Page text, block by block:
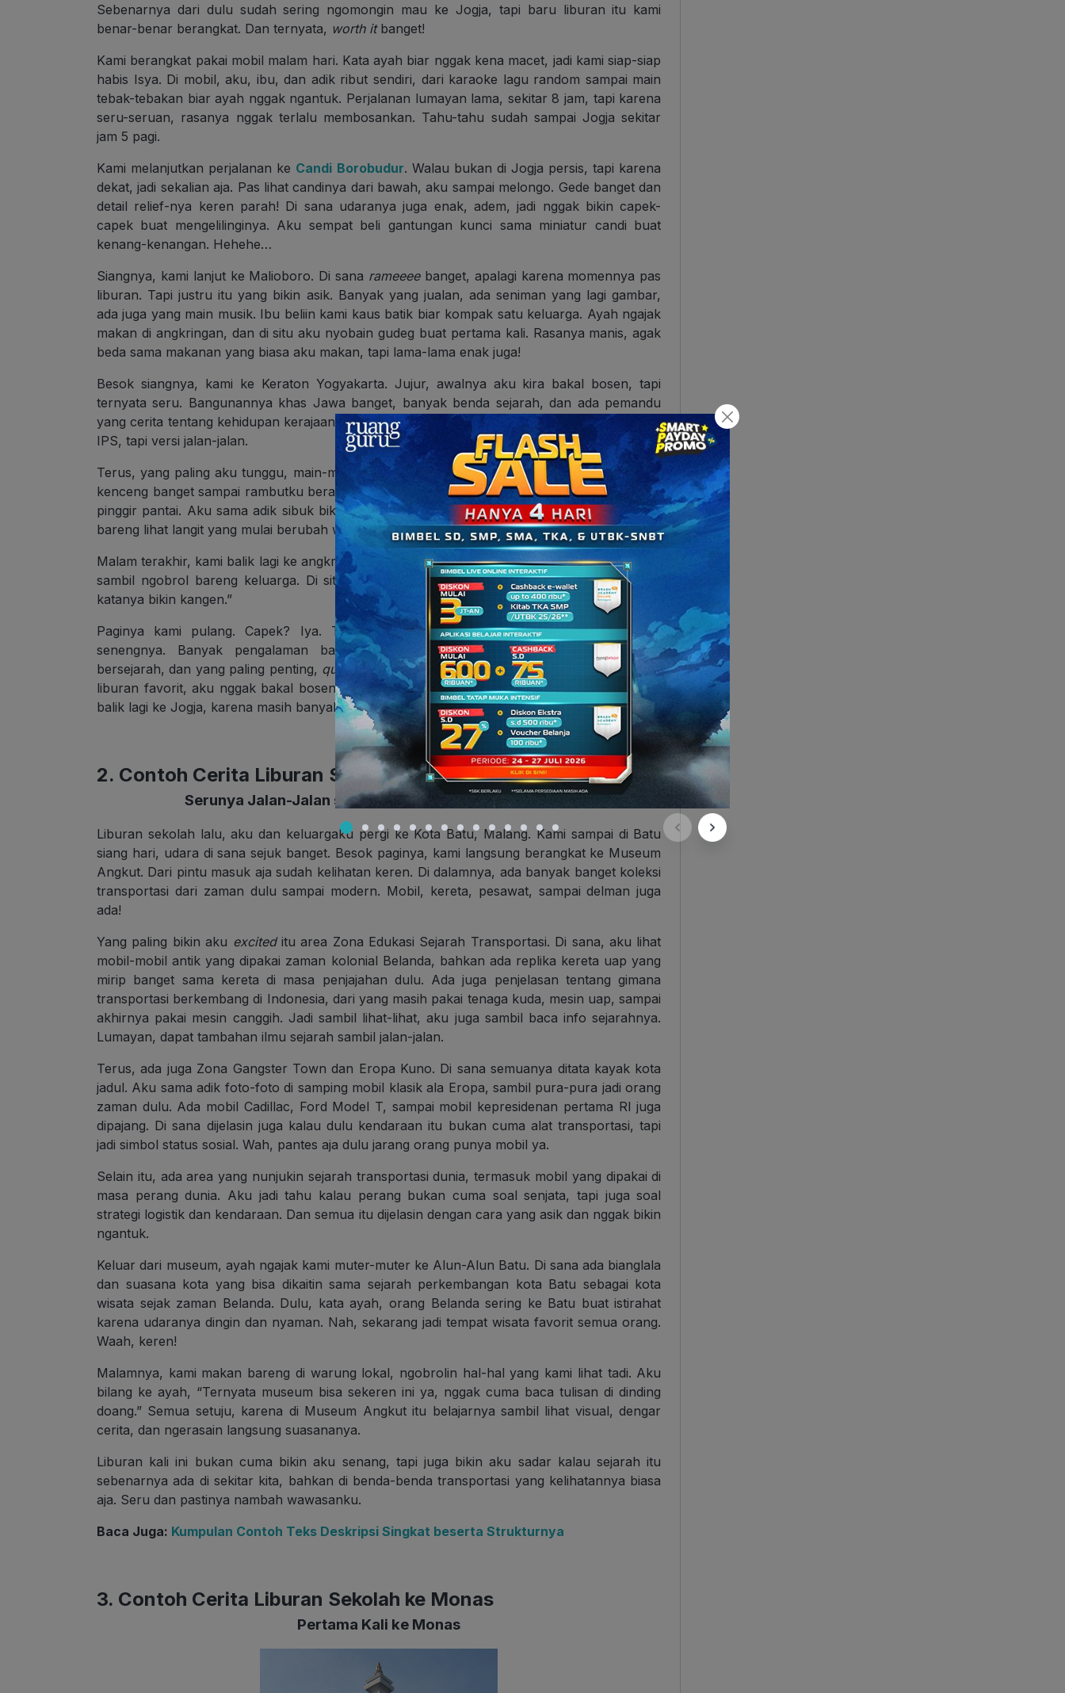
Sebenarnya dari dulu sudah sering ngomongin mau ke Jogja, tapi baru liburan itu kami
benar-benar berangkat. Dan ternyata, worth itbanget!
Kami berangkat pakai mobil malam hari. Kata ayah biar nggak kena macet, jadi kami siap-siap
habis Isya. Di mobil, aku, ibu, dan adik ribut sendiri, dari karaoke lagu random sampai main
tebak-tebakan biar ayah nggak ngantuk. Perjalanan lumayan lama, sekitar 8 jam, tapi karena
seru-seruan, rasanya nggak terlalu membosankan. Tahu-tahu sudah sampai Jogja sekitar
jam 5 pagi.
Kami melanjutkan perjalanan ke Candi Borobudur. Walau bukan di Jogja persis, tapi karena
dekat, jadi sekalian aja. Pas lihat candinya dari bawah, aku sampai melongo. Gede banget dan
detail relief-nya keren parah! Di sana udaranya juga enak, adem, jadi nggak bikin capek-
capek buat mengelilinginya. Aku sempat beli gantungan kunci sama miniatur candi buat
kenang-kenangan. Hehehe…
Siangnya, kami lanjut ke Malioboro. Di sana rameeeebanget, apalagi karena momennya pas
liburan. Tapi justru itu yang bikin asik. Banyak yang jualan, ada seniman yang lagi gambar,
ada juga yang main musik. Ibu beliin kami kaus batik biar kompak satu keluarga. Ayah ngajak
makan di angkringan, dan di situ aku nyobain gudeg buat pertama kali. Rasanya manis, agak
beda sama makanan yang biasa aku makan, tapi lama-lama enak juga!
Besok siangnya, kami ke Keraton Yogyakarta. Jujur, awalnya aku kira bakal bosen, tapi
ternyata seru. Bangunannya khas Jawa banget, banyak benda sejarah, dan ada pemandu
yang cerita tentang kehidupan kerajaan zaman dulu. Aku jadi ngerasa kayak masuk pelajaran
IPS, tapi versi jalan-jalan.
Terus, yang paling aku tunggu, main-main ke Pantai Parangtritis! Sampai di pantai, anginnya
kenceng banget sampai rambutku berantakan. Ombaknya besar juga, jadi kami cuma main di
pinggir pantai. Aku sama adik sibuk bikin istana pasir dan foto-foto. Pas sunset, kami duduk
bareng lihat langit yang mulai berubah warna jadi oranye, pink, kemerahan, indah banget.
Malam terakhir, kami balik lagi ke angkringan. Makan tempe bacem, sate usus, minum es teh,
sambil ngobrol bareng keluarga. Di situ aku baru ngerasa, “Oh… ini nih vibes Jogja yang
katanya bikin kangen.”
Paginya kami pulang. Capek? Iya. Tapi, rasa capeknya tergantikan dengan perasaan
senengnya. Banyak pengalaman baru, nyobain makan-makanan enak, lihat tempat
bersejarah, dan yang paling penting, quality timesama keluarga. Kalau ditanya apakah ini jadi
liburan favorit, aku nggak bakal bosen ceritain ini ke teman-teman!Semoga lain waktu bisa
balik lagi ke Jogja, karena masih banyak tempat yang belum sempat kami datengin.
2. Contoh Cerita Liburan Sekolah ke Museum Angkut
Serunya Jalan-Jalan sambil Belajar ke Museum Angkut
Liburan sekolah lalu, aku dan keluargaku pergi ke Kota Batu, Malang. Kami sampai di Batu
siang hari, udara di sana sejuk banget. Besok paginya, kami langsung berangkat ke Museum
Angkut. Dari pintu masuk aja sudah kelihatan keren. Di dalamnya, ada banyak banget koleksi
transportasi dari zaman dulu sampai modern. Mobil, kereta, pesawat, sampai delman juga
ada!
Yang paling bikin aku exciteditu area Zona Edukasi Sejarah Transportasi. Di sana, aku lihat
mobil-mobil antik yang dipakai zaman kolonial Belanda, bahkan ada replika kereta uap yang
mirip banget sama kereta di masa penjajahan dulu. Ada juga penjelasan tentang gimana
transportasi berkembang di Indonesia, dari yang masih pakai tenaga kuda, mesin uap, sampai
akhirnya pakai mesin canggih. Jadi sambil lihat-lihat, aku juga sambil baca info sejarahnya.
Lumayan, dapat tambahan ilmu sejarah sambil jalan-jalan.
Terus, ada juga Zona Gangster Town dan Eropa Kuno. Di sana semuanya ditata kayak kota
jadul. Aku sama adik foto-foto di samping mobil klasik ala Eropa, sambil pura-pura jadi orang
zaman dulu. Ada mobil Cadillac, Ford Model T, sampai mobil kepresidenan pertama RI juga
dipajang. Di sana dijelasin juga kalau dulu kendaraan itu bukan cuma alat transportasi, tapi
jadi simbol status sosial. Wah, pantes aja dulu jarang orang punya mobil ya.
Selain itu, ada area yang nunjukin sejarah transportasi dunia, termasuk mobil yang dipakai di
masa perang dunia. Aku jadi tahu kalau perang bukan cuma soal senjata, tapi juga soal
strategi logistik dan kendaraan. Dan semua itu dijelasin dengan cara yang asik dan nggak bikin
ngantuk.
Keluar dari museum, ayah ngajak kami muter-muter ke Alun-Alun Batu. Di sana ada bianglala
dan suasana kota yang bisa dikaitin sama sejarah perkembangan kota Batu sebagai kota
wisata sejak zaman Belanda. Dulu, kata ayah, orang Belanda sering ke Batu buat istirahat
karena udaranya dingin dan nyaman. Nah, sekarang jadi tempat wisata favorit semua orang.
Waah, keren!
Malamnya, kami makan bareng di warung lokal, ngobrolin hal-hal yang kami lihat tadi. Aku
bilang ke ayah, “Ternyata museum bisa sekeren ini ya, nggak cuma baca tulisan di dinding
doang.” Semua setuju, karena di Museum Angkut itu belajarnya sambil lihat visual, dengar
cerita, dan ngerasain langsung suasananya.
Liburan kali ini bukan cuma bikin aku senang, tapi juga bikin aku sadar kalau sejarah itu
sebenarnya ada di sekitar kita, bahkan di benda-benda transportasi yang kelihatannya biasa
aja. Seru dan pastinya nambah wawasanku.
Baca Juga: Kumpulan Contoh Teks Deskripsi Singkat beserta Strukturnya
3. Contoh Cerita Liburan Sekolah ke Monas
Pertama Kali ke Monas